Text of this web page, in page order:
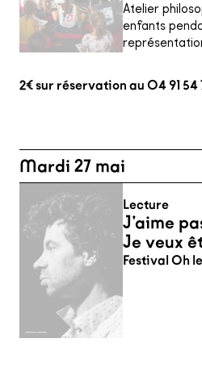
Atelier
enfants
2€ sur réservation au 04 91
Mardi 27 mai
Lecture
J’aime
Je veux
Festival Oh